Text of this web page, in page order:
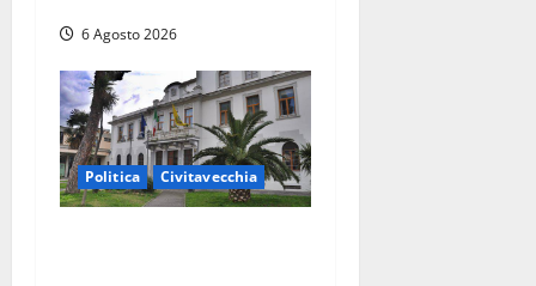
6 Agosto 2026
Politica Civitavecchia